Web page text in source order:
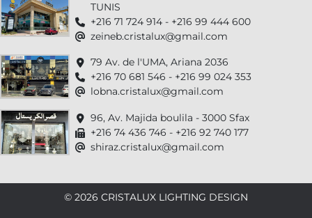
TUNIS
+216 71 724 914 - +216 99 444 600
zeineb.cristalux@gmail.com
79 Av. de l'UMA, Ariana 2036
+216 70 681 546 - +216 99 024 353
lobna.cristalux@gmail.com
96, Av. Majida boulila - 3000 Sfax
+216 74 436 746 - +216 92 740 177
shiraz.cristalux@gmail.com
© 2026 CRISTALUX LIGHTING DESIGN